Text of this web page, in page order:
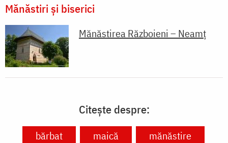
Mănăstiri și biserici
Mănăstirea Războieni – Neamț
Citește despre:
bărbat maică
mănăstire